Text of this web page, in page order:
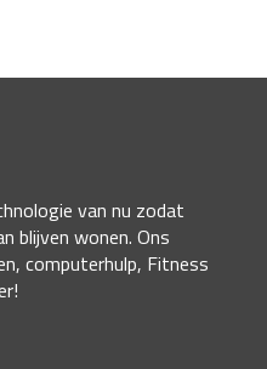
van nu zodat
blijven wonen. Ons
computerhulp, Fitness